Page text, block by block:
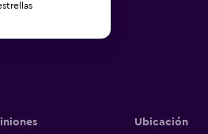
Ubicación